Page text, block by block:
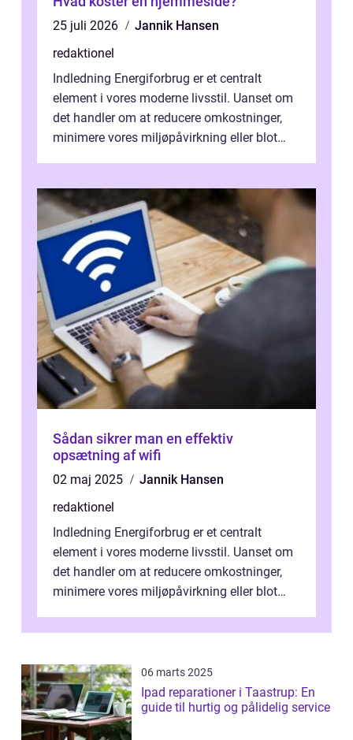
25 juli 2026
Jannik Hansen
redaktionel
Indledning Energiforbrug er et centralt
element i vores moderne livsstil. Uanset om
det handler om at reducere omkostninger,
minimere vores miljøpåvirkning eller blot
Sådan sikrer man en effektiv
opsætning af wifi
02 maj 2025
Jannik Hansen
redaktionel
Indledning Energiforbrug er et centralt
element i vores moderne livsstil. Uanset om
det handler om at reducere omkostninger,
minimere vores miljøpåvirkning eller blot
06 marts 2025
Ipad reparationer i Taastrup: En
guide til hurtig og pålidelig service